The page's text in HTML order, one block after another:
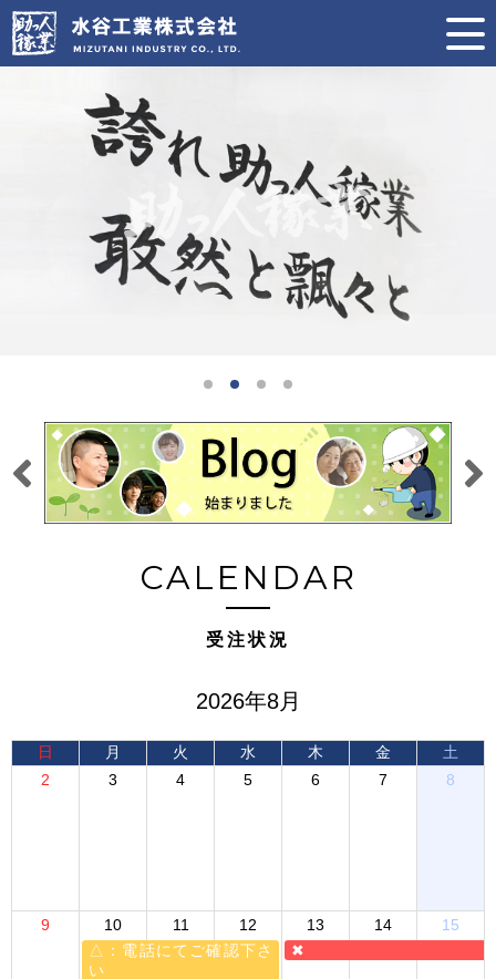
CALENDAR
受注状況
2026年8月
日 月 火 水 木 金
土
2
3 4 5 6 7 8
9
10
△：電話にてご確認下さ
い
11 12
13
✖
14 15